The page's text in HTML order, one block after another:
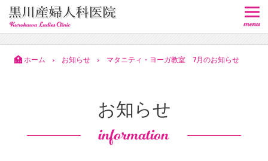
ホーム > お知らせ > マタニティ・ヨーガ教室 7月のお知らせ
お知らせ
information